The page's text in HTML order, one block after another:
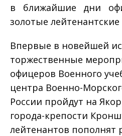
в ближайшие дни
золотые
Впервые в новейшей
торжественные
офицеров Военного
центра Военно-
России пройдут на
города-крепости
лейтенантов пополнят